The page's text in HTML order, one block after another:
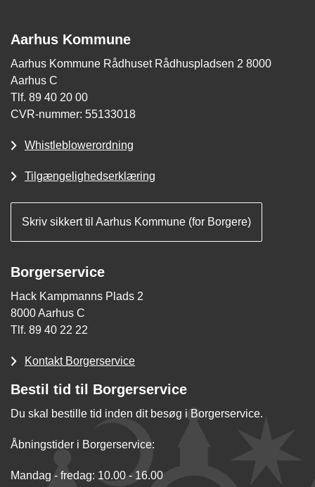
Aarhus Kommune
Aarhus Kommune Rådhuset Rådhuspladsen 2 8000
Aarhus C
Tlf. 89 40 20 00
CVR-nummer: 55133018
Whistleblowerordning
Tilgængelighedserklæring
Skriv sikkert til Aarhus Kommune (for Borgere)
Borgerservice
Hack Kampmanns Plads 2
8000 Aarhus C
Tlf. 89 40 22 22
Kontakt Borgerservice
Bestil tid til Borgerservice
Du skal bestille tid inden dit besøg i Borgerservice.
Åbningstider i Borgerservice:
Mandag - fredag: 10.00 - 16.00